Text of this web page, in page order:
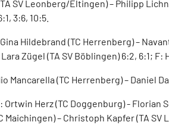
SV Leonberg/Eltingen) – Philipp
3:6, 10:5.
Hildebrand (TC Herrenberg) –
Zügel (TA SV Böblingen) 6:2, 6:1; F:
Mancarella (TC Herrenberg) – Daniel
Ortwin Herz (TC Doggenburg) - Florian
Maichingen) – Christoph Kapfer (TA